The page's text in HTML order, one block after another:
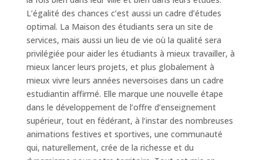
L’égalité des chances c’est aussi un cadre d’études
optimal. La Maison des étudiants sera un site de
services, mais aussi un lieu de vie où la qualité sera
privilégiée pour aider les étudiants à mieux travailler, à
mieux lancer leurs projets, et plus globalement à
mieux vivre leurs années neversoises dans un cadre
estudiantin affirmé. Elle marque une nouvelle étape
dans le développement de l’offre d’enseignement
supérieur, tout en fédérant, à l’instar des nombreuses
animations festives et sportives, une communauté
qui, naturellement, crée de la richesse et du